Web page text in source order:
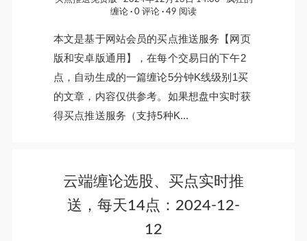
缠论
0 评论 49 阅读
本文是基于网站会员的买点推送服务【网页
版和安卓版通用】，在每个交易日的下午2
点，自动生成的一篇缠论5分钟K线级别1买
的文章，内容仅供参考。如果想盘中实时获
得买点推送服务（支持5种K...
云端缠论选股、买点实时推
送，每天14点：2024-12-
12